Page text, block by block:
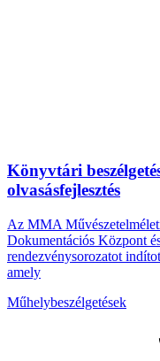
Könyvtári
olvasásfejlesztés
Az MMA
Dokumentációs Központ
rendezvénysorozatot
amely
Műhelybeszélgetések